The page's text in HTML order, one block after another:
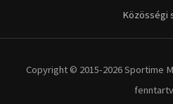
Közösségi
Copyright © 2015-2026 Sportime